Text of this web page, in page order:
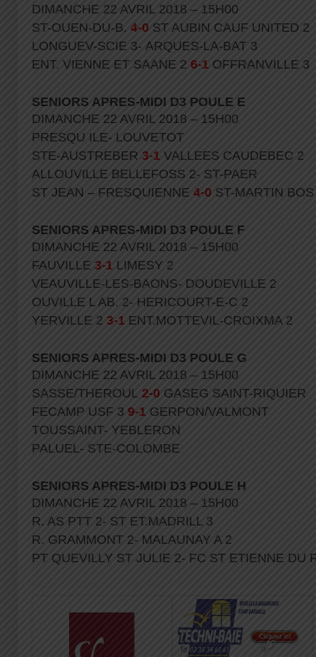
DIMANCHE 22 AVRIL 2018 – 15H00
ST-OUEN-DU-B. 4-0 ST AUBIN CAUF UNITED 2
LONGUEV-SCIE 3- ARQUES-LA-BAT 3
ENT. VIENNE ET SAANE 2 6-1 OFFRANVILLE 3
SENIORS APRES-MIDI D3 POULE E
DIMANCHE 22 AVRIL 2018 – 15H00
PRESQU ILE- LOUVETOT
STE-AUSTREBER 3-1 VALLEES CAUDEBEC 2
ALLOUVILLE BELLEFOSS 2- ST-PAER
ST JEAN – FRESQUIENNE 4-0 ST-MARTIN
SENIORS APRES-MIDI D3 POULE F
DIMANCHE 22 AVRIL 2018 – 15H00
FAUVILLE 3-1 LIMESY 2
VEAUVILLE-LES-BAONS- DOUDEVILLE 2
OUVILLE L AB. 2- HERICOURT-E-C 2
YERVILLE 2 3-1 ENT.MOTTEVIL-CROIXMA 2
SENIORS APRES-MIDI D3 POULE G
DIMANCHE 22 AVRIL 2018 – 15H00
SASSE/THEROUL 2-0 GASEG SAINT-RIQUIER
FECAMP USF 3 9-1 GERPON/VALMONT
TOUSSAINT- YEBLERON
PALUEL- STE-COLOMBE
SENIORS APRES-MIDI D3 POULE H
DIMANCHE 22 AVRIL 2018 – 15H00
R. AS PTT 2- ST ET.MADRILL 3
R. GRAMMONT 2- MALAUNAY A 2
PT QUEVILLY ST JULIE 2- FC ST ETIENNE DU